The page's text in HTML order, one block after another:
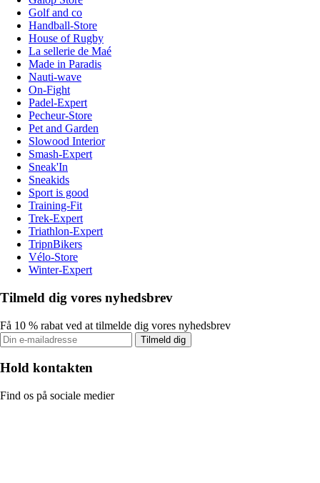
Golf and co
Handball-Store
House of Rugby
La sellerie de Maé
Made in Paradis
Nauti-wave
On-Fight
Padel-Expert
Pecheur-Store
Pet and Garden
Slowood Interior
Smash-Expert
Sneak'In
Sneakids
Sport is good
Training-Fit
Trek-Expert
Triathlon-Expert
TripnBikers
Vélo-Store
Winter-Expert
Tilmeld dig vores nyhedsbrev
Få 10 % rabat ved at tilmelde dig vores nyhedsbrev
Tilmeld dig
Hold kontakten
Find os på sociale medier